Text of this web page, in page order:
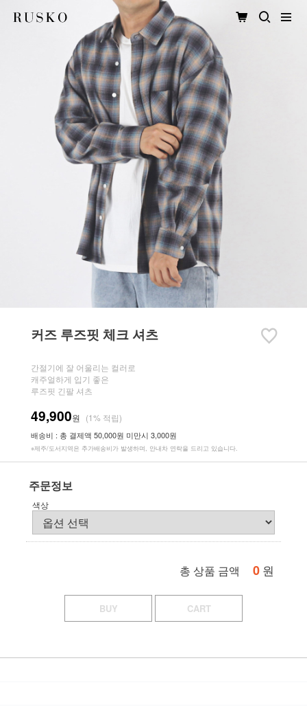
커즈 루즈핏 체크 셔츠
간절기에 잘 어울리는 컬러로
캐주얼하게 입기 좋은
루즈핏 긴팔 셔츠
49,900원 (1% 적립)
배송비 : 총 결제액 50,000원 미만시 3,000원
※제주/도서지역은 추가배송비가 발생하며, 안내차 연락을 드리고 있습니다.
주문정보
색상
총 상품 금액 0 원
BUY CART